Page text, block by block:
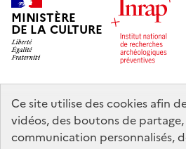
Ce site utilise des cookies afin
vidéos, des boutons de partage,
communication personnalisés,
MINISTÈRE
DE LA CULTURE
legifrance.gouv.fr
info.gouv.fr
service-public.gouv.fr